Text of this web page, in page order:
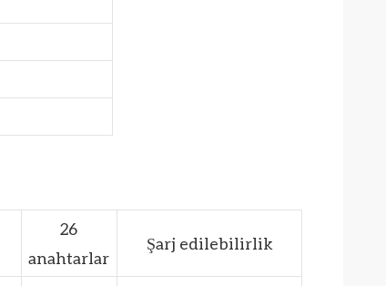
26
anahtarlar
Şarj edilebilirlik